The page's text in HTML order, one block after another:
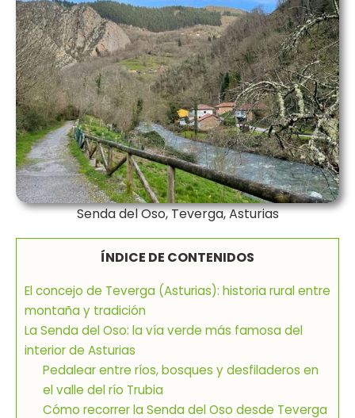
Senda del Oso, Teverga, Asturias
ÍNDICE DE CONTENIDOS
El concejo de Teverga (Asturias): historia rural entre
montaña y tradición
La Senda del Oso: la vía verde más famosa del
interior de Asturias
Pedalear entre ríos, bosques y desfiladeros en
el valle del río Trubia
Cómo recorrer la Senda del Oso desde Teverga